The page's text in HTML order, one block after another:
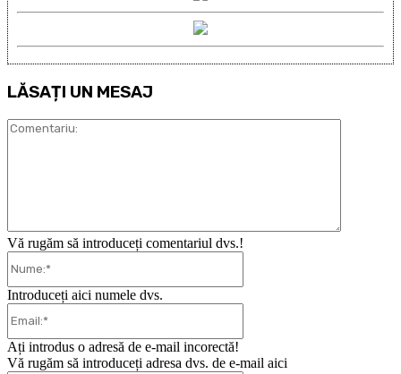
LĂSAȚI UN MESAJ
Vă rugăm să introduceți comentariul dvs.!
Introduceți aici numele dvs.
Ați introdus o adresă de e-mail incorectă!
Vă rugăm să introduceți adresa dvs. de e-mail aici